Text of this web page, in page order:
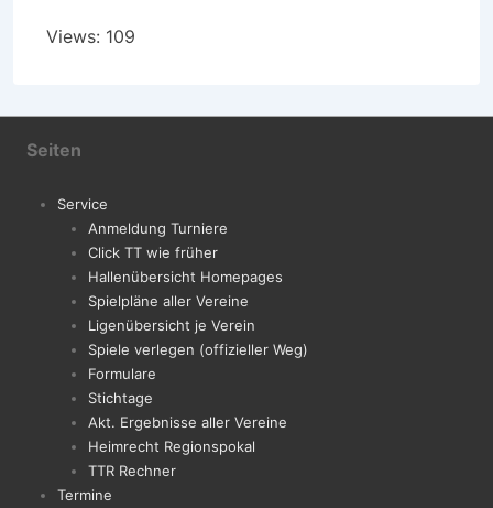
Views: 109
Seiten
Service
Anmeldung Turniere
Click TT wie früher
Hallenübersicht Homepages
Spielpläne aller Vereine
Ligenübersicht je Verein
Spiele verlegen (offizieller Weg)
Formulare
Stichtage
Akt. Ergebnisse aller Vereine
Heimrecht Regionspokal
TTR Rechner
Termine